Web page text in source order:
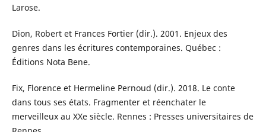
Larose.
Dion, Robert et Frances Fortier (dir.). 2001. Enjeux des
genres dans les écritures contemporaines. Québec :
Éditions Nota Bene.
Fix, Florence et Hermeline Pernoud (dir.). 2018. Le conte
dans tous ses états. Fragmenter et réenchater le
merveilleux au XXe siècle. Rennes : Presses universitaires de